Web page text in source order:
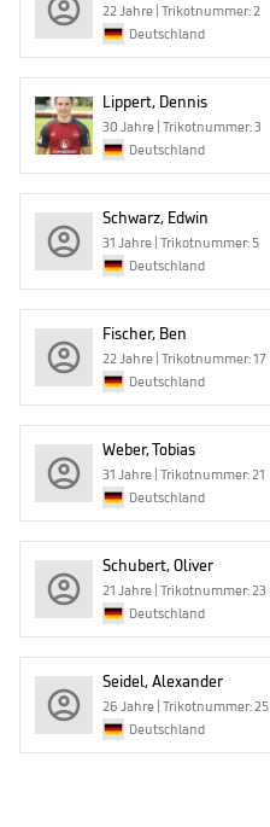
22 Jahre | Trikotnummer: 2
Deutschland
Lippert, Dennis
30 Jahre | Trikotnummer: 3
Deutschland
Schwarz, Edwin
31 Jahre | Trikotnummer: 5
Deutschland
Fischer, Ben
22 Jahre | Trikotnummer: 17
Deutschland
Weber, Tobias
31 Jahre | Trikotnummer: 21
Deutschland
Schubert, Oliver
21 Jahre | Trikotnummer: 23
Deutschland
Seidel, Alexander
26 Jahre | Trikotnummer: 25
Deutschland